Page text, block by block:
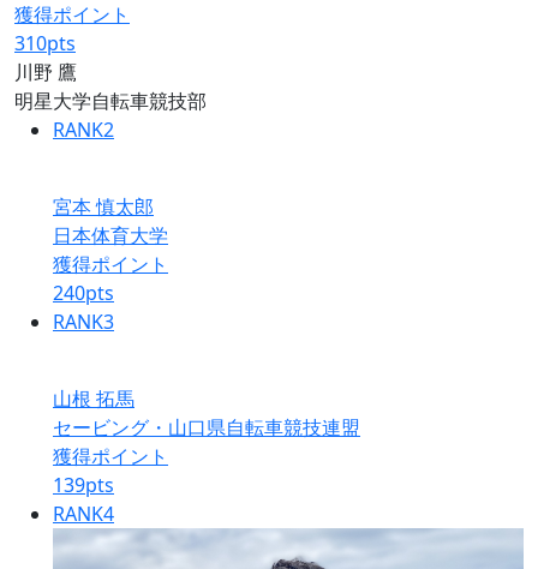
獲得ポイント
310pts
川野 鷹
明星大学自転車競技部
RANK2
宮本 慎太郎
日本体育大学
獲得ポイント
240pts
RANK3
山根 拓馬
セービング・山口県自転車競技連盟
獲得ポイント
139pts
RANK4